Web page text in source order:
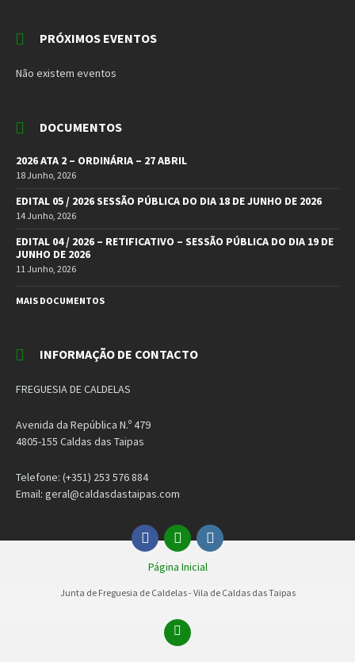
PRÓXIMOS EVENTOS
Não existem eventos
DOCUMENTOS
2026 ATA 2 – ORDINÁRIA – 27 ABRIL
18 Junho, 2026
EDITAL 05 / 2026 SESSÃO PÚBLICA DO DIA 18 DE JUNHO DE 2026
14 Junho, 2026
EDITAL 04 / 2026 – RETIFICATIVO – SESSÃO PÚBLICA DO DIA 19 DE
JUNHO DE 2026
11 Junho, 2026
MAIS DOCUMENTOS
INFORMAÇÃO DE CONTACTO
FREGUESIA DE CALDELAS
Avenida da República N.º 479
4805-155 Caldas das Taipas
Telefone: (+351) 253 576 884
Email: geral@caldasdastaipas.com
Facebook
EmailInstagram
Página Inicial
Junta de Freguesia de Caldelas - Vila de Caldas das Taipas